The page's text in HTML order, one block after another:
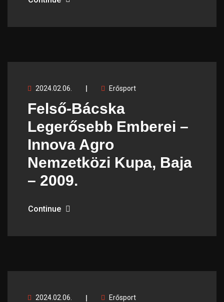
2024.02.06. Erősport
Felső-Bácska
Legerősebb Emberei –
Innova Agro
Nemzetközi Kupa, Baja
– 2009.
Continue
2024.02.06. Erősport